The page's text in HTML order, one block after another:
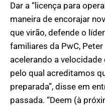
Dar a “licença para
maneira de encorajar
que virão, defende o
familiares da PwC,
acelerando a
pelo qual acreditamos
preparada”, disse em
passada. “Deem (à